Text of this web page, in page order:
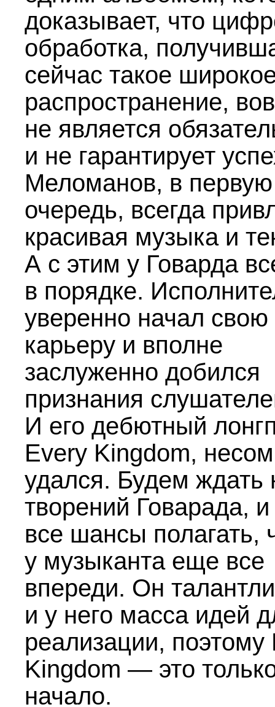
доказывает, что
обработка,
сейчас такое
распространение,
не является
и не гарантирует
Меломанов, в первую
очередь, всегда
красивая музыка и
А с этим у Говарда
в порядке.
уверенно начал свою
карьеру и вполне
заслуженно добился
признания
И его дебютный
Every Kingdom,
удался. Будем ждать
творений Говарада, и
все шансы полагать,
у музыканта еще все
впереди. Он
и у него масса идей
реализации, поэтому
Kingdom — это
начало.